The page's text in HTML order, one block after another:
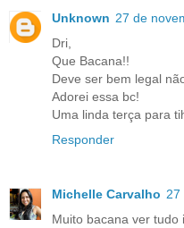
Unknown 27 de
Dri,
Que Bacana!!
Deve ser bem legal
Adorei essa bc!
Uma linda terça para
Responder
Michelle Carvalho 27
Muito bacana ver tudo